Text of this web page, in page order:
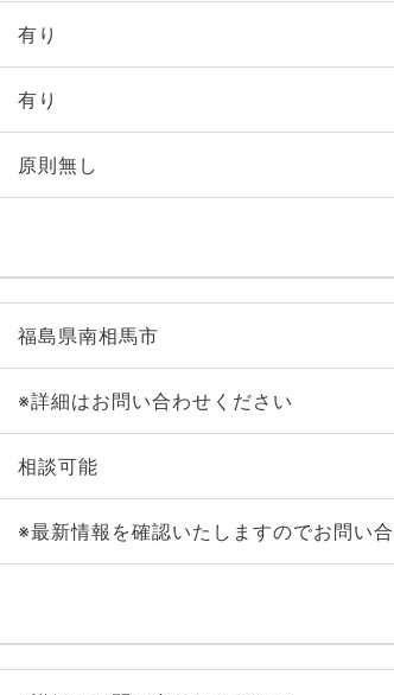
有り
有り
原則無し
福島県南相馬市
※詳細はお問い合わせください
相談可能
※最新情報を確認いたしますのでお問い